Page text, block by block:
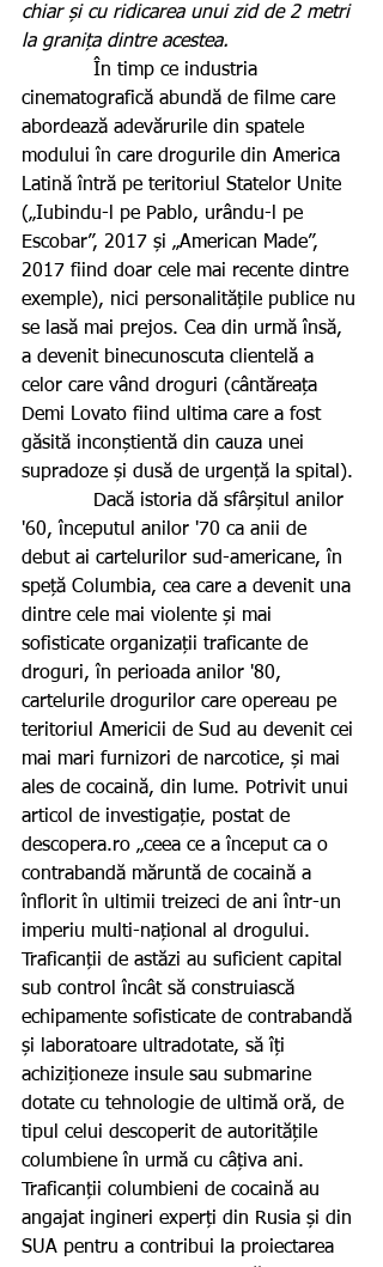
chiar și cu ridicarea unui zid de 2 metri
la granița dintre acestea.
cinematografică abundă de filme care
abordează adevărurile din spatele
modului în care drogurile din America
Latină întră pe teritoriul Statelor Unite
(„Iubindu-l pe Pablo, urându-l pe
Escobar”, 2017 și „American Made”,
2017 fiind doar cele mai recente dintre
exemple), nici personalitățile publice nu
se lasă mai prejos. Cea din urmă însă,
a devenit binecunoscuta clientelă a
celor care vând droguri (cântăreața
Demi Lovato fiind ultima care a fost
găsită inconștientă din cauza unei
supradoze și dusă de urgență la spital).
'60, începutul anilor '70 ca anii de
debut ai cartelurilor sud-americane, în
speță Columbia, cea care a devenit una
dintre cele mai violente și mai
sofisticate organizații traficante de
droguri, în perioada anilor '80,
cartelurile drogurilor care opereau pe
teritoriul Americii de Sud au devenit cei
mai mari furnizori de narcotice, și mai
ales de cocaină, din lume. Potrivit unui
articol de investigație, postat de
descopera.ro „ceea ce a început ca o
contrabandă măruntă de cocaină a
înflorit în ultimii treizeci de ani într-un
imperiu multi-național al drogului.
Traficanții de astăzi au suficient capital
sub control încât să construiască
echipamente sofisticate de contrabandă
și laboratoare ultradotate, să îți
achiziționeze insule sau submarine
dotate cu tehnologie de ultimă oră, de
tipul celui descoperit de autoritățile
columbiene în urmă cu câțiva ani.
Traficanții columbieni de cocaină au
angajat ingineri experți din Rusia și din
SUA pentru a contribui la proiectarea